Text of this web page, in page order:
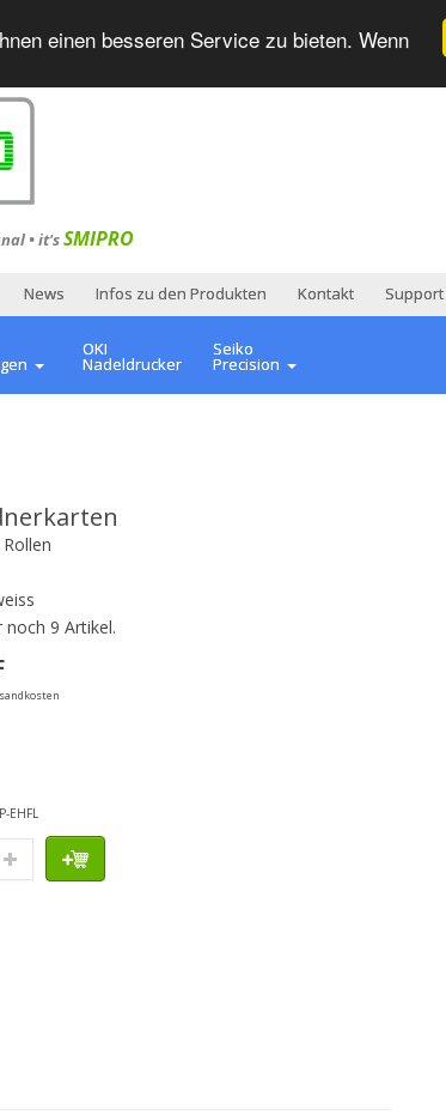
einen besseren Service zu bieten. Wenn
•it'sSMIPRO
News Infos zu den Produkten Kontakt Support
OKI
Nadeldrucker
Seiko
Precision
noch 9 Artikel.
EHFL